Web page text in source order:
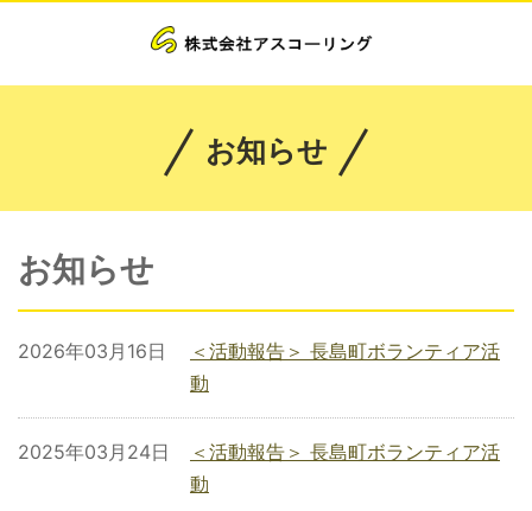
お知らせ
お知らせ
＜活動報告＞ 長島町ボランティア活
動
2026年03月16日
＜活動報告＞ 長島町ボランティア活
動
2025年03月24日